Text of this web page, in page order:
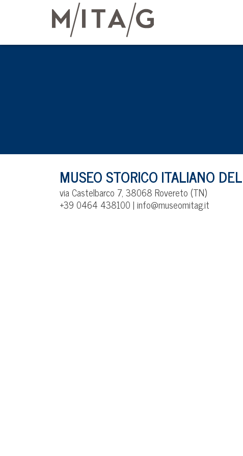
MUSEO STORICO ITALIANO
via Castelbarco 7, 38068 Rovereto (TN)
+39 0464 438100 | info@museomitag.it